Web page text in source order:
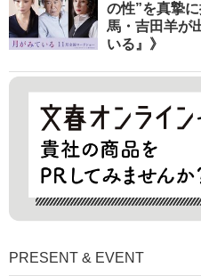
の性”を真摯
馬・吉田羊が
いる』》
PRESENT & EVENT